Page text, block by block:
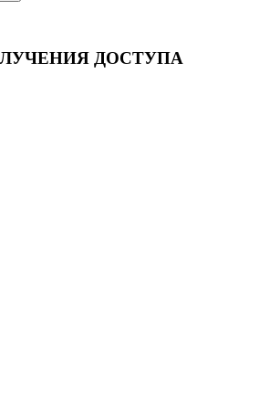
ДОСТУПА